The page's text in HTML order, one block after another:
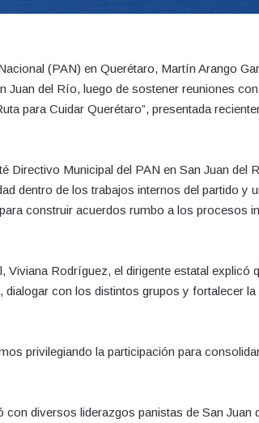
(PAN) en Querétaro, Martín Arango
Juan del Río, luego de sostener reuniones con
para Cuidar Querétaro”, presentada
Directivo Municipal del PAN en San Juan del
dentro de los trabajos internos del partido y
construir acuerdos rumbo a los procesos
Rodríguez, el dirigente estatal explicó
con los distintos grupos y fortalecer la
privilegiando la participación para
diversos liderazgos panistas de San Juan